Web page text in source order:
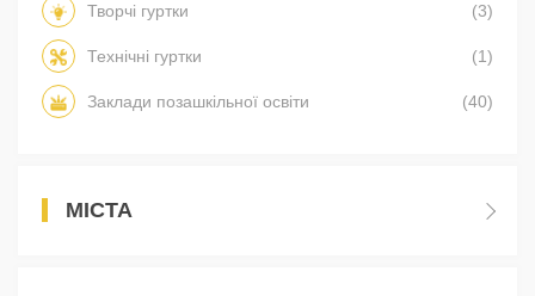
Творчі гуртки (3)
Технічні гуртки (1)
Заклади позашкільної освіти (40)
МІСТА